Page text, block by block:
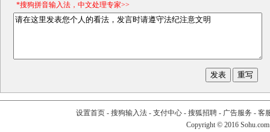
*搜狗拼音输入法，中文处理专家>>
设置首页- 搜狗输入法- 支付中心- 搜狐招聘- 广告服务 - 客
Copyright © 2016